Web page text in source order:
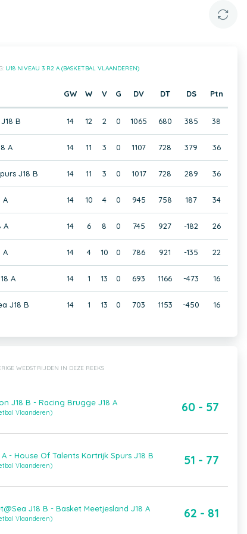
U18 NIVEAU 3 R2 A (BASKETBAL VLAANDEREN)
GW W V G DV DT DS Ptn
B 14 12 2 0 1065 680 385 38
A 14 11 3 0 1107 728 379 36
J18 B 14 11 3 0 1017 728 289 36
A 14 10 4 0 945 758 187 34
A 14 6 8 0 745 927 -182 26
A 14 4 10 0 786 921 -135 22
A 14 1 13 0 693 1166 -473 16
J18 B 14 1 13 0 703 1153 -450 16
WEDSTRIJDEN IN DEZE REEKS
J18 B - Racing Brugge J18 A
Vlaanderen) 60 - 57
- House Of Talents Kortrijk Spurs J18 B
Vlaanderen) 51 - 77
J18 B - Basket Meetjesland J18 A
Vlaanderen) 62 - 81